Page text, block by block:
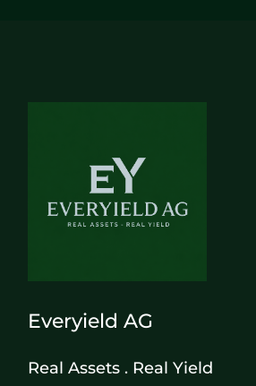
Everyield AG
Real Assets . Real Yield